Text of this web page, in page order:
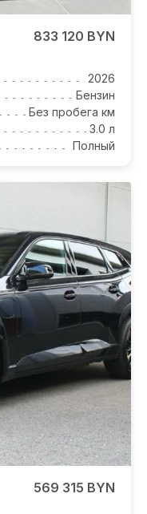
833 120 BYN
2026
Бензин
Без пробега км
3.0 л
Полный
569 315 BYN